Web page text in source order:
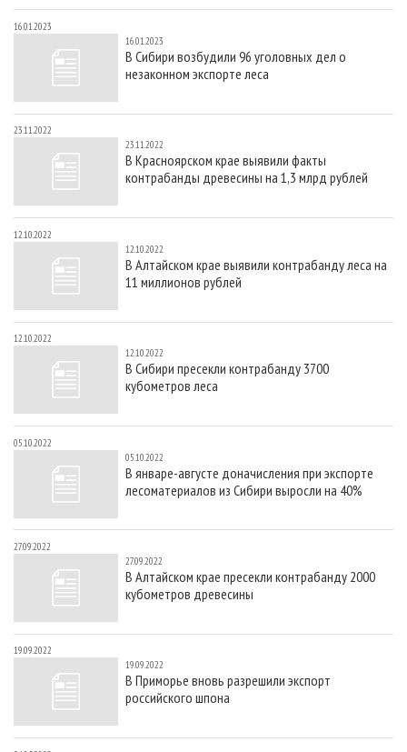
16.01.2023
16.01.2023
В Сибири возбудили 96 уголовных дел о
незаконном экспорте леса
23.11.2022
23.11.2022
В Красноярском крае выявили факты
контрабанды древесины на 1,3 млрд рублей
12.10.2022
12.10.2022
В Алтайском крае выявили контрабанду леса на
11 миллионов рублей
12.10.2022
12.10.2022
В Сибири пресекли контрабанду 3700
кубометров леса
05.10.2022
05.10.2022
В январе-августе доначисления при экспорте
лесоматериалов из Сибири выросли на 40%
27.09.2022
27.09.2022
В Алтайском крае пресекли контрабанду 2000
кубометров древесины
19.09.2022
19.09.2022
В Приморье вновь разрешили экспорт
российского шпона